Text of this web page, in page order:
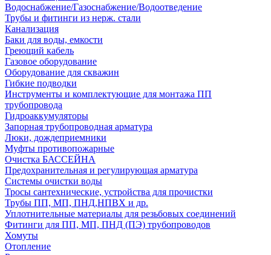
Водоснабжение/Газоснабжение/Водоотведение
Трубы и фитинги из нерж. стали
Канализация
Баки для воды, емкости
Греющий кабель
Газовое оборудование
Оборудование для скважин
Гибкие подводки
Инструменты и комплектующие для монтажа ПП
трубопровода
Гидроаккумуляторы
Запорная трубопроводная арматура
Люки, дождеприемники
Муфты противопожарные
Очистка БАССЕЙНА
Предохранительная и регулирующая арматура
Системы очистки воды
Тросы сантехнические, устройства для прочистки
Трубы ПП, МП, ПНД,НПВХ и др.
Уплотнительные материалы для резьбовых соединений
Фитинги для ПП, МП, ПНД (ПЭ) трубопроводов
Хомуты
Отопление